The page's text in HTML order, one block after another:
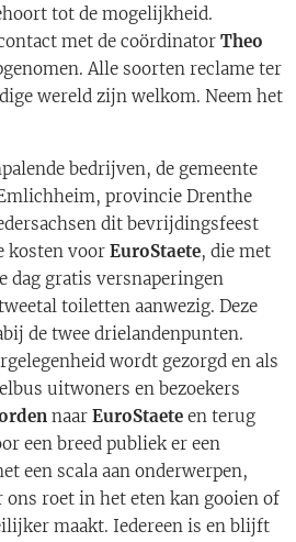
tot de mogelijkheid.
met de coördinator Theo
Alle soorten reclame ter
wereld zijn welkom. Neem het
bedrijven, de gemeente
provincie Drenthe
dit bevrijdingsfeest
kosten voor EuroStaete, die met
dag gratis versnaperingen
toiletten aanwezig. Deze
de twee drielandenpunten.
wordt gezorgd en als
uitwoners en bezoekers
naar EuroStaete en terug
een breed publiek er een
een scala aan onderwerpen,
ons roet in het eten kan gooien of
maakt. Iedereen is en blijft